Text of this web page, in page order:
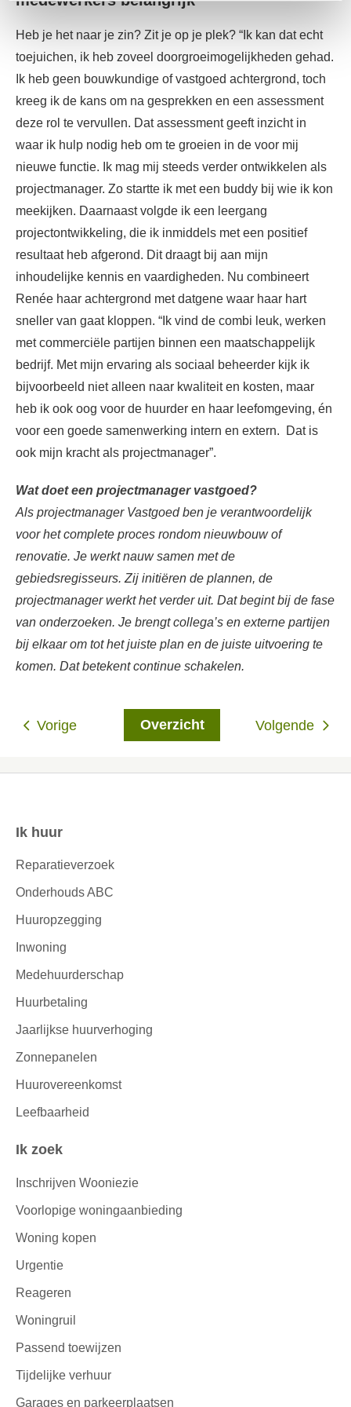
Heb je het naar je zin? Zit je op je plek? “Ik kan dat echt
toejuichen, ik heb zoveel doorgroeimogelijkheden gehad.
Ik heb geen bouwkundige of vastgoed achtergrond, toch
kreeg ik de kans om na gesprekken en een assessment
deze rol te vervullen. Dat assessment geeft inzicht in
waar ik hulp nodig heb om te groeien in de voor mij
nieuwe functie. Ik mag mij steeds verder ontwikkelen als
projectmanager. Zo startte ik met een buddy bij wie ik kon
meekijken. Daarnaast volgde ik een leergang
projectontwikkeling, die ik inmiddels met een positief
resultaat heb afgerond. Dit draagt bij aan mijn
inhoudelijke kennis en vaardigheden. Nu combineert
Renée haar achtergrond met datgene waar haar hart
sneller van gaat kloppen. “Ik vind de combi leuk, werken
met commerciële partijen binnen een maatschappelijk
bedrijf. Met mijn ervaring als sociaal beheerder kijk ik
bijvoorbeeld niet alleen naar kwaliteit en kosten, maar
heb ik ook oog voor de huurder en haar leefomgeving, én
voor een goede samenwerking intern en extern. Dat is
ook mijn kracht als projectmanager”.
Wat doet een projectmanager vastgoed?
Als projectmanager Vastgoed ben je verantwoordelijk
voor het complete proces rondom nieuwbouw of
renovatie. Je werkt nauw samen met de
gebiedsregisseurs. Zij initiëren de plannen, de
projectmanager werkt het verder uit. Dat begint bij de fase
van onderzoeken. Je brengt collega’s en externe partijen
bij elkaar om tot het juiste plan en de juiste uitvoering te
komen. Dat betekent continue schakelen.
Volgende
Overzicht
Vorige
Contactinformatie
Ik huur
Reparatieverzoek
Onderhouds ABC
Huuropzegging
Inwoning
Medehuurderschap
Huurbetaling
Jaarlijkse huurverhoging
Zonnepanelen
Huurovereenkomst
Leefbaarheid
Ik zoek
Inschrijven Wooniezie
Voorlopige woningaanbieding
Woning kopen
Urgentie
Reageren
Woningruil
Passend toewijzen
Tijdelijke verhuur
Garages en parkeerplaatsen